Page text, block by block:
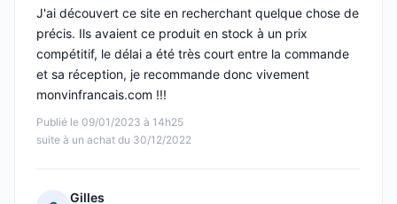
Publié le 09/01/2023 à 14h25
suite à un achat du 30/12/2022
J'ai découvert ce site en recherchant quelque chose de
précis. Ils avaient ce produit en stock à un prix
compétitif, le délai a été très court entre la commande
et sa réception, je recommande donc vivement
monvinfrancais.com !!!
Gilles